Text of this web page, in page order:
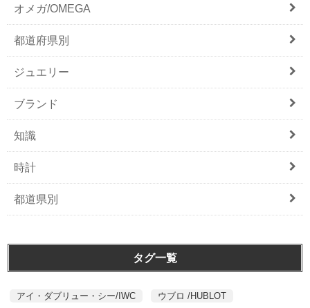
オメガ/OMEGA
都道府県別
ジュエリー
ブランド
知識
時計
都道県別
タグ一覧
アイ・ダブリュー・シー/IWC
ウブロ /HUBLOT